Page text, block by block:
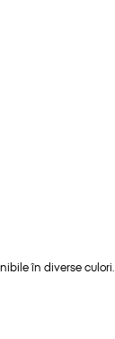
în diverse culori.